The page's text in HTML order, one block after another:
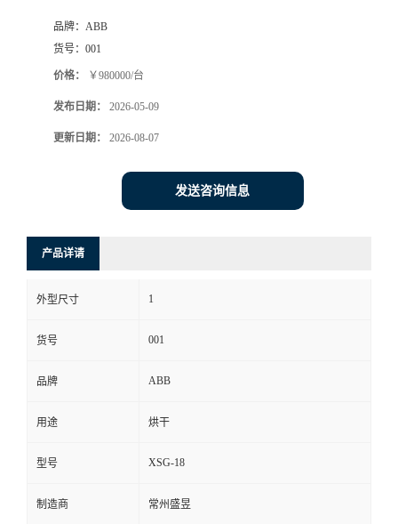
品牌： ABB
货号： 001
价格： ￥980000/台
发布日期： 2026-05-09
更新日期： 2026-08-07
发送咨询信息
产品详请
外型尺寸 1
货号 001
品牌 ABB
用途 烘干
型号 XSG-18
制造商 常州盛昱